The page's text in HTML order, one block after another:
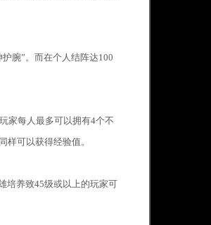
腕”。而在个人结阵达100
家每人最多可以拥有4个不
样可以获得经验值。
培养致45级或以上的玩家可